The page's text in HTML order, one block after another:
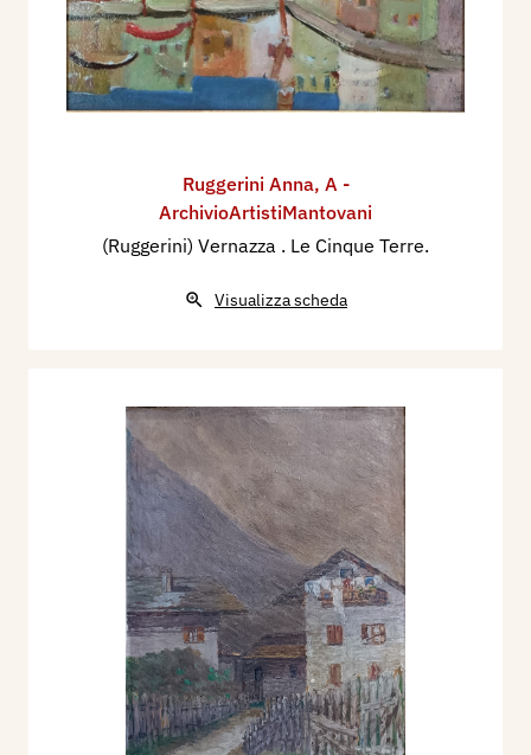
Ruggerini Anna, A -
ArchivioArtistiMantovani
(Ruggerini) Vernazza . Le Cinque Terre.
Visualizza scheda